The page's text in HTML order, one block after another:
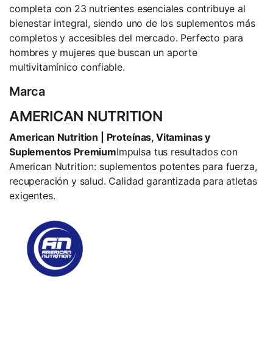
completa con 23 nutrientes esenciales contribuye al
bienestar integral, siendo uno de los suplementos más
completos y accesibles del mercado. Perfecto para
hombres y mujeres que buscan un aporte
multivitamínico confiable.
Marca
AMERICAN NUTRITION
American Nutrition | Proteínas, Vitaminas y
Suplementos PremiumImpulsa tus resultados con
American Nutrition: suplementos potentes para fuerza,
recuperación y salud. Calidad garantizada para atletas
exigentes.